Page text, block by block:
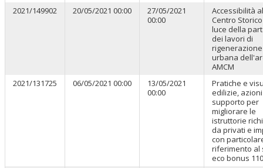
2021/149902
20/05/2021 00:00
27/05/2021
00:00
Accessibilità al
Centro
luce della
dei lavori di
rigenerazione
urbana
AMCM
2021/131725
06/05/2021 00:00
13/05/2021
00:00
Pratiche e
edilizie,
supporto per
migliorare le
istruttorie
da privati e
con
riferimento al
eco bonus